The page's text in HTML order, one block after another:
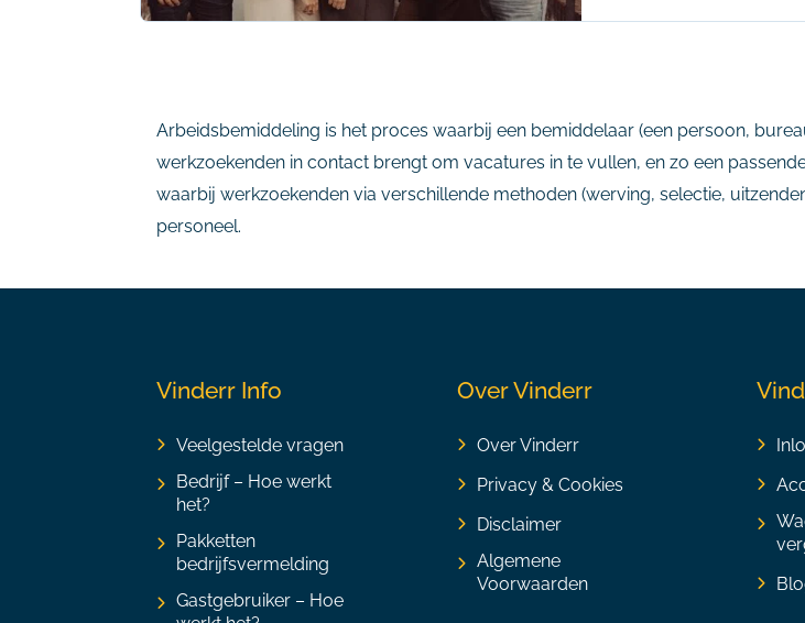
Arbeidsbemiddeling is het proces waarbij een bemiddelaar (een persoon,
werkzoekenden in contact brengt om vacatures in te vullen, en zo een
waarbij werkzoekenden via verschillende methoden (werving, selectie,
personeel.
Vinderr Info
Veelgestelde vragen
Bedrijf – Hoe werkt
het?
Pakketten
bedrijfsvermelding
Gastgebruiker – Hoe
Over Vinderr
Over Vinderr
Privacy & Cookies
Disclaimer
Algemene
Voorwaarden